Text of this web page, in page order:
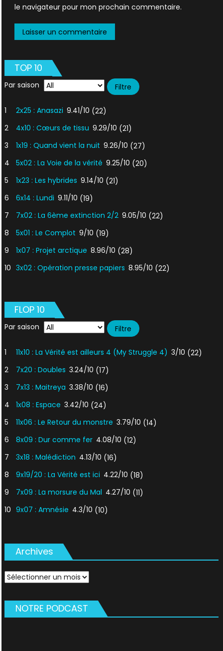
le navigateur pour mon prochain commentaire.
TOP 10
Par saison
1 2x25 : Anasazi 9.41/10 (22)
2
4x10 : Cœurs de tissu 9.29/10 (21)
3
1x19 : Quand vient la nuit 9.26/10 (27)
4
5x02 : La Voie de la vérité 9.25/10 (20)
5
1x23 : Les hybrides 9.14/10 (21)
6
6x14 : Lundi 9.11/10 (19)
7
7x02 : La 6ème extinction 2/2 9.05/10 (22)
8
5x01 : Le Complot 9/10 (19)
9
1x07 : Projet arctique 8.96/10 (28)
10 3x02 : Opération presse papiers 8.95/10 (22)
FLOP 10
Par saison
1 11x10 : La Vérité est ailleurs 4 (My Struggle 4) 3/10 (22)
2
7x20 : Doubles 3.24/10 (17)
3
7x13 : Maitreya 3.38/10 (16)
4
1x08 : Espace 3.42/10 (24)
5
11x06 : Le Retour du monstre 3.79/10 (14)
6
8x09 : Dur comme fer 4.08/10 (12)
7
3x18 : Malédiction 4.13/10 (16)
8
9x19/20 : La Vérité est ici 4.22/10 (18)
9
7x09 : La morsure du Mal 4.27/10 (11)
10 9x07 : Amnésie 4.3/10 (10)
Archives
Archives
NOTRE PODCAST